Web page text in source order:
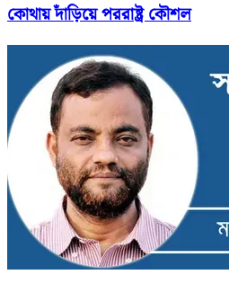
কোথায় দাঁড়িয়ে পররাষ্ট্র কৌশল